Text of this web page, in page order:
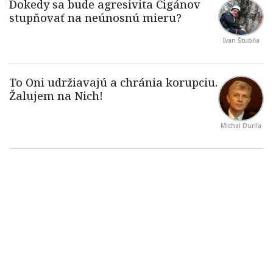
Ivan Štubňa
Michal Durila